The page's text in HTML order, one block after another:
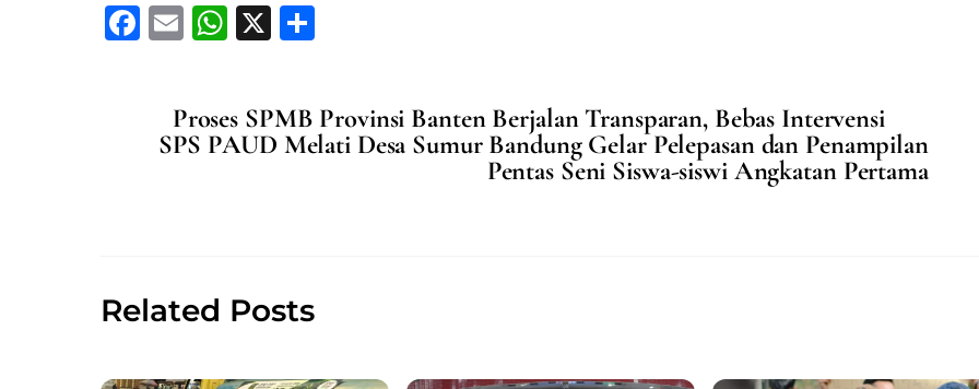
F
b
E
l
W
s
A
X
e
Proses SPMB Provinsi Banten Berjalan Transparan, Bebas Intervensi
SPS PAUD Melati Desa Sumur Bandung Gelar Pelepasan dan Penampilan
Pentas Seni Siswa-siswi Angkatan Pertama
Related Posts